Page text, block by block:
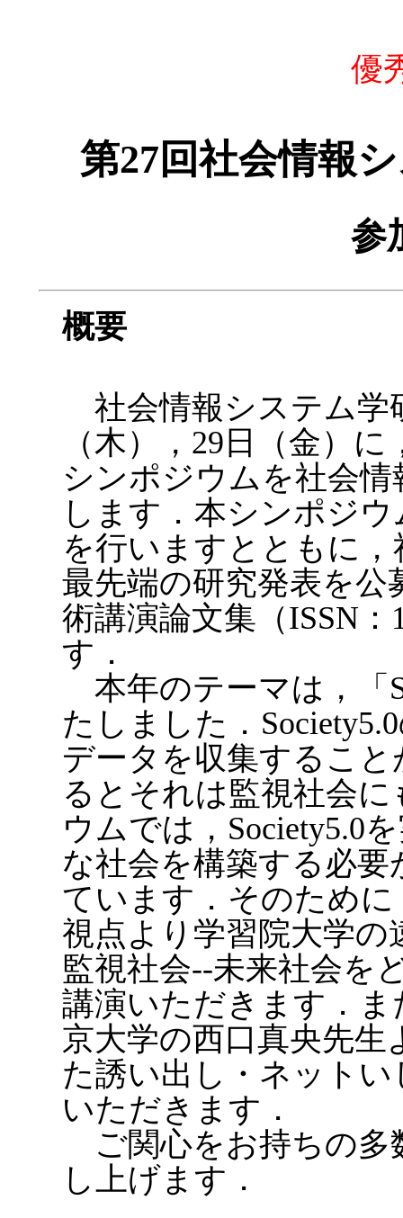
優
第27回社会情報
参
概要
社会情報システム学
（木），29日（金）
シンポジウムを社会
します．本シンポジ
を行いますとともに
最先端の研究発表を公
術講演論文集（ISSN
す．
本年のテーマは，「
たしました．
データを収集するこ
るとそれは監視社会
ウムでは，Society5.0
な社会を構築する必
ています．そのため
視点より学習院大学の
監視社会--未来社会を
講演いただきます．
京大学の西口真央先
た誘い出し・ネット
いただきます．
ご関心をお持ちの多
し上げます．